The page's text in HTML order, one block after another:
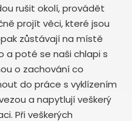
rušit okolí, provádět
projít věci, které jsou
zůstávají na místě
a poté se naši chlapi s
o zachování co
do práce s vyklízením
a napytlují veškerý
Při veškerých